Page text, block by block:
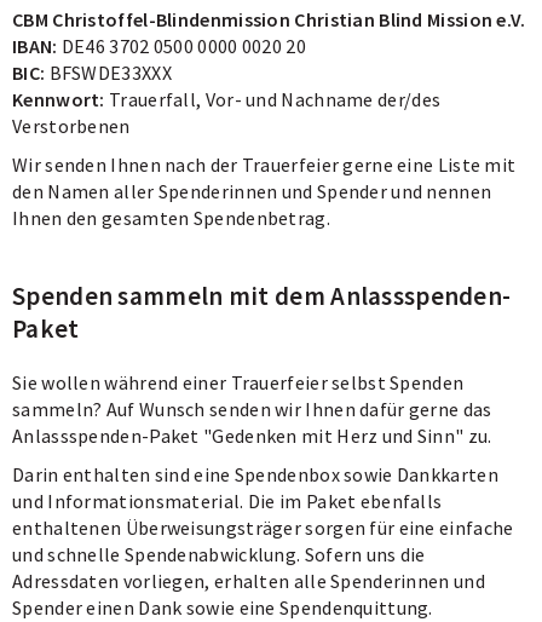
CBM Christoffel-Blindenmission Christian Blind Mission e.V.
IBAN: DE46 3702 0500 0000 0020 20
BIC: BFSWDE33XXX
Kennwort: Trauerfall, Vor- und Nachname der/des
Verstorbenen
Wir senden Ihnen nach der Trauerfeier gerne eine Liste mit
den Namen aller Spenderinnen und Spender und nennen
Ihnen den gesamten Spendenbetrag.
Spenden sammeln mit dem Anlassspenden-
Paket
Sie wollen während einer Trauerfeier selbst Spenden
sammeln? Auf Wunsch senden wir Ihnen dafür gerne das
Anlassspenden-Paket "Gedenken mit Herz und Sinn" zu.
Darin enthalten sind eine Spendenbox sowie Dankkarten
und Informationsmaterial. Die im Paket ebenfalls
enthaltenen Überweisungsträger sorgen für eine einfache
und schnelle Spendenabwicklung. Sofern uns die
Adressdaten vorliegen, erhalten alle Spenderinnen und
Spender einen Dank sowie eine Spendenquittung.